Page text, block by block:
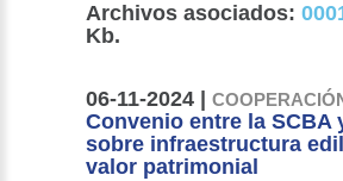
Archivos asociados:
Kb.
06-11-2024 |
Convenio entre la SCBA
sobre infraestructura
valor patrimonial